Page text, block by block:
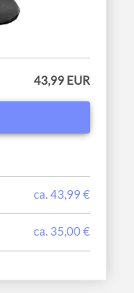
43,99 EUR
ca. 43,99 €
ca. 35,00 €